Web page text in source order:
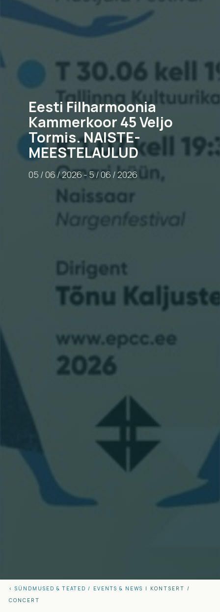
Eesti Filharmoonia
Kammerkoor 45 Veljo
Tormis. NAISTE-
MEESTELAULUD
05 /06 /2026- 5/06 /2026
< SÜNDMUSED & TEATED / EVENTS & NEWS | KONTSERT /
CONCERT